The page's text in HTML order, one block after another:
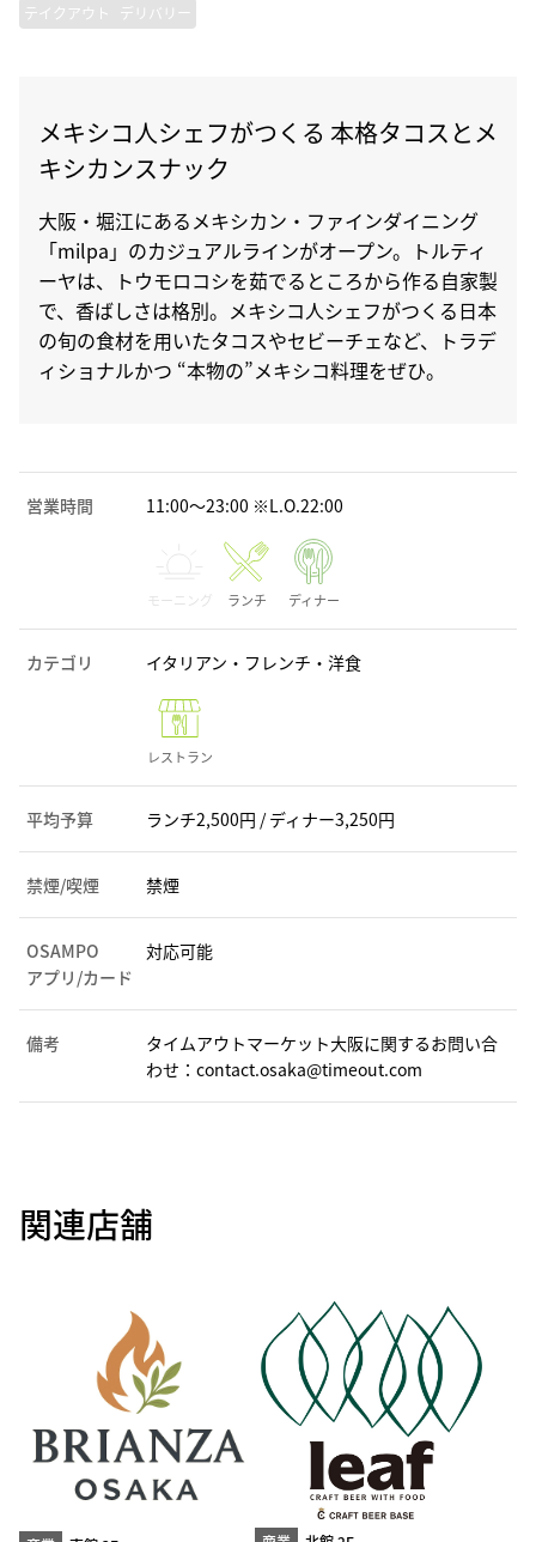
テイクアウト デリバリー
メキシコ人シェフがつくる 本格タコスとメ
キシカンスナック
大阪・堀江にあるメキシカン・ファインダイニング
「milpa」のカジュアルラインがオープン。トルティ
ーヤは、トウモロコシを茹でるところから作る自家製
で、香ばしさは格別。メキシコ人シェフがつくる日本
の旬の食材を用いたタコスやセビーチェなど、トラデ
ィショナルかつ “本物の”メキシコ料理をぜひ。
営業時間 11:00～23:00 ※L.O.22:00
モーニング ランチ ディナー
カテゴリ イタリアン・フレンチ・洋食
レストラン
平均予算 ランチ2,500円 / ディナー3,250円
禁煙/喫煙 禁煙
OSAMPO
アプリ/カード
対応可能
備考
タイムアウトマーケット大阪に関するお問い合
わせ：contact.osaka@timeout.com
関連店舗